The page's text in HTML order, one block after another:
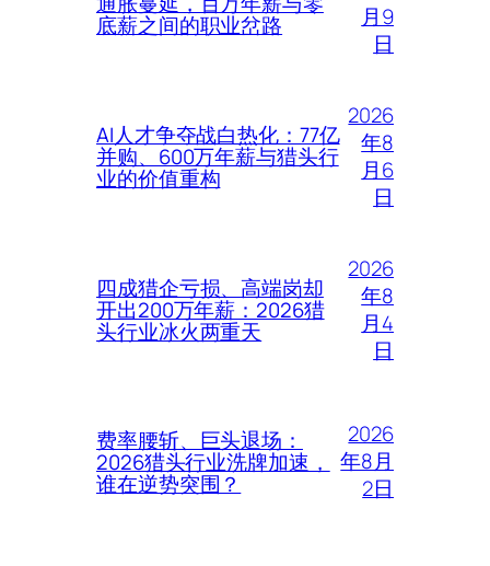
底薪之间的职业岔路
月9
日
AI人才争夺战白热化：77亿
并购、600万年薪与猎头行
业的价值重构
2026
年8
月6
日
四成猎企亏损、高端岗却
开出200万年薪：2026猎
头行业冰火两重天
2026
年8
月4
日
费率腰斩、巨头退场：
2026猎头行业洗牌加速，
谁在逆势突围？
2026
年8月
2日